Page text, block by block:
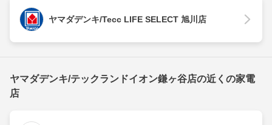
ヤマダデンキ/Tecc LIFE SELECT 旭川店
ヤマダデンキ/テックランドイオン鎌ヶ谷店の近くの家電
店